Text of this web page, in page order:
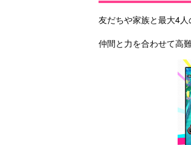
友だちや家族と最大4人
仲間と力を合わせて高